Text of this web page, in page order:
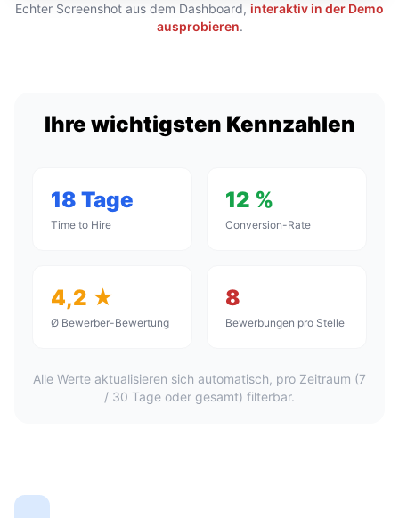
Echter Screenshot aus dem Dashboard, interaktiv in der Demo
ausprobieren.
Ihre wichtigsten Kennzahlen
18 Tage
Time to Hire
12 %
Conversion-Rate
4,2 ★
Ø Bewerber-Bewertung
8
Bewerbungen pro Stelle
Alle Werte aktualisieren sich automatisch, pro Zeitraum (7
/ 30 Tage oder gesamt) filterbar.